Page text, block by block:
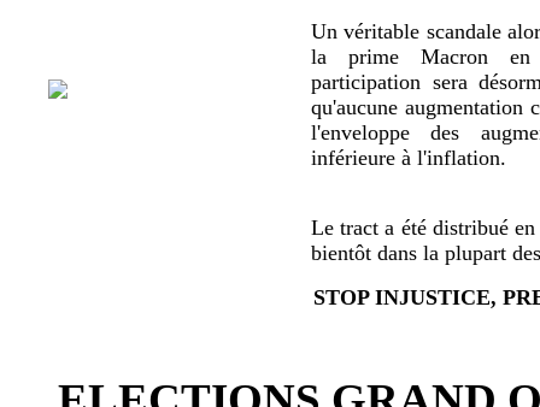
Un véritable scandale
la prime Macron
participation sera
qu'aucune augmentation
l'enveloppe des
inférieure à l'inflation.
Le tract a été distribué en
bientôt dans la plupart
STOP INJUSTICE,